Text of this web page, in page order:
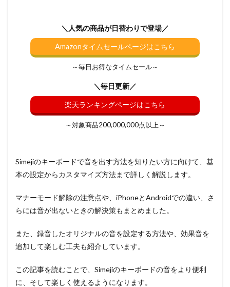
＼人気の商品が日替わりで登場／
Amazonタイムセールページはこちら
～毎日お得なタイムセール～
＼毎日更新／
楽天ランキングページはこちら
～対象商品200,000,000点以上～
Simejiのキーボードで音を出す方法を知りたい方に向けて、基
本の設定からカスタマイズ方法まで詳しく解説します。
マナーモード解除の注意点や、iPhoneとAndroidでの違い、さ
らには音が出ないときの解決策もまとめました。
また、録音したオリジナルの音を設定する方法や、効果音を
追加して楽しむ工夫も紹介しています。
この記事を読むことで、Simejiのキーボードの音をより便利
に、そして楽しく使えるようになります。